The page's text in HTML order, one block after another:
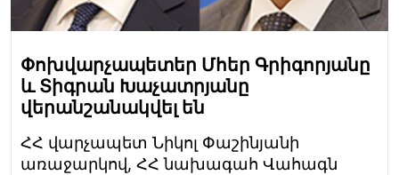
Փոխվարչապետեր Մհեր Գրիգորյանը
և Տիգրան Խաչատրյանը
վերանշանակվել են
ՀՀ վարչապետ Նիկոլ Փաշինյանի
առաջարկով, ՀՀ նախագահ Վահագն